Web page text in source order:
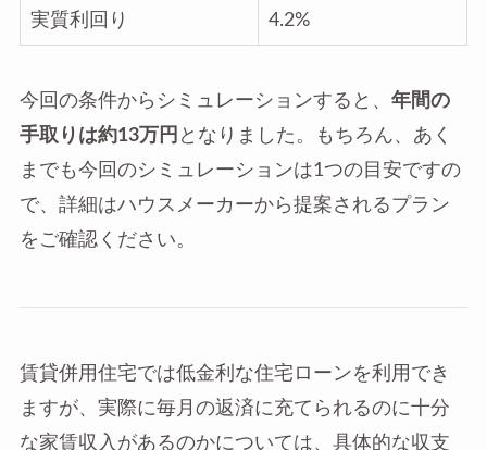
実質利回り 4.2%
今回の条件からシミュレーションすると、 年間の
手取りは約13万円 となりました。もちろん、あく
までも今回のシミュレーションは1つの目安ですの
で、詳細はハウスメーカーから提案されるプラン
をご確認ください。
賃貸併用住宅では低金利な住宅ローンを利用でき
ますが、実際に毎月の返済に充てられるのに十分
な家賃収入があるのかについては、具体的な収支